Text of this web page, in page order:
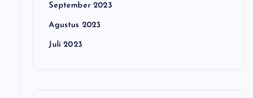
September 2023
Agustus 2023
Juli 2023